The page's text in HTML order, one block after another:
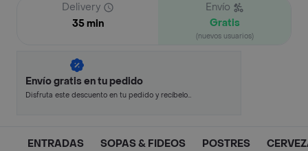
Delivery
35 min
Envío
Gratis
(nuevos usuarios)
Envío gratis en tu pedido
Disfruta este descuento en tu pedido y recíbelo
ENTRADAS SOPAS & FIDEOS POSTRES